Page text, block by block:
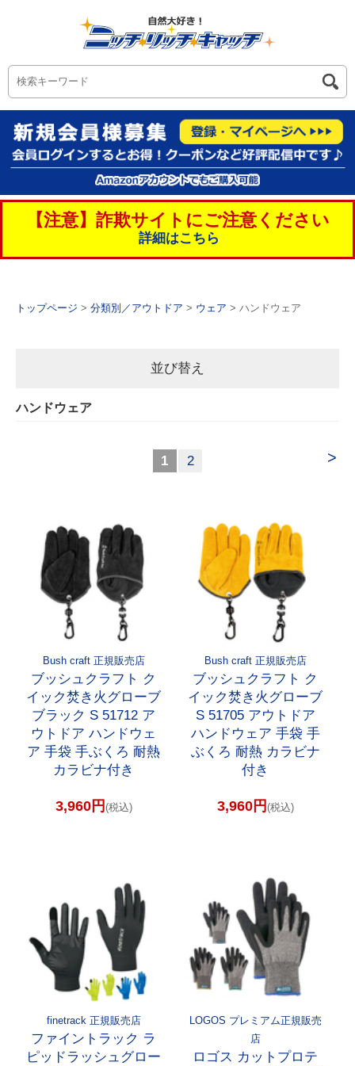
【注意】詐欺サイトにご注意ください
詳細はこちら
トップページ > 分類別／アウトドア > ウェア > ハンドウェア
並び替え
ハンドウェア
>
1 2
Bush craft 正規販売店
ブッシュクラフト ク
イック焚き火グローブ
ブラック S 51712 ア
ウトドア ハンドウェ
ア 手袋 手ぶくろ 耐熱
カラビナ付き
3,960円 (税込)
Bush craft 正規販売店
ブッシュクラフト ク
イック焚き火グローブ
S 51705 アウトドア
ハンドウェア 手袋 手
ぶくろ 耐熱 カラビナ
付き
3,960円 (税込)
finetrack 正規販売店
ファイントラック ラ
ピッドラッシュグロー
LOGOS プレミアム正規販売
店
ロゴス カットプロテ